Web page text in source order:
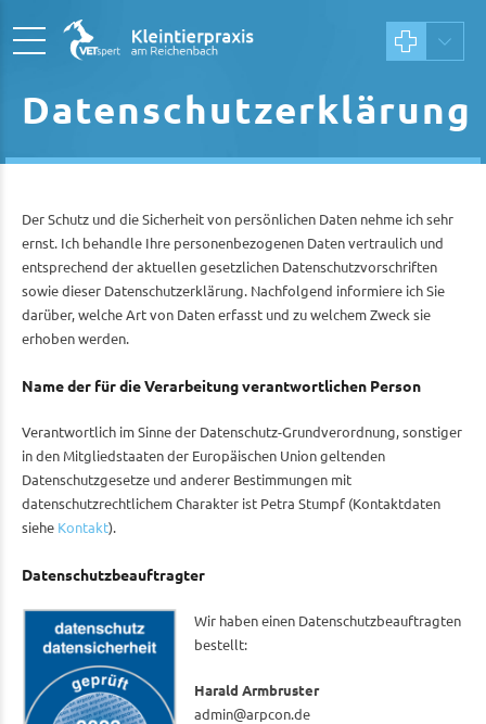
Datenschutzerklärung
Der Schutz und die Sicherheit von persönlichen Daten nehme ich sehr
ernst. Ich behandle Ihre personenbezogenen Daten vertraulich und
entsprechend der aktuellen gesetzlichen Datenschutzvorschriften
sowie dieser Datenschutzerklärung. Nachfolgend informiere ich Sie
darüber, welche Art von Daten erfasst und zu welchem Zweck sie
erhoben werden.
Name der für die Verarbeitung verantwortlichen Person
Verantwortlich im Sinne der Datenschutz-Grundverordnung, sonstiger
in den Mitgliedstaaten der Europäischen Union geltenden
Datenschutzgesetze und anderer Bestimmungen mit
datenschutzrechtlichem Charakter ist Petra Stumpf (Kontaktdaten
siehe Kontakt).
Datenschutzbeauftragter
Wir haben einen Datenschutzbeauftragten
bestellt:
Harald Armbruster
admin@arpcon.de